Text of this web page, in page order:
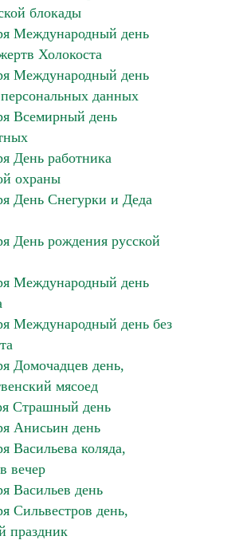
блокады
Международный день
Холокоста
Международный день
данных
Всемирный день
День работника
охраны
День Снегурки и Деда
День рождения русской
Международный день
Международный день без
Домочадцев день,
мясоед
Страшный день
Анисьин день
Васильева коляда,
вечер
Васильев день
Сильвестров день,
праздник